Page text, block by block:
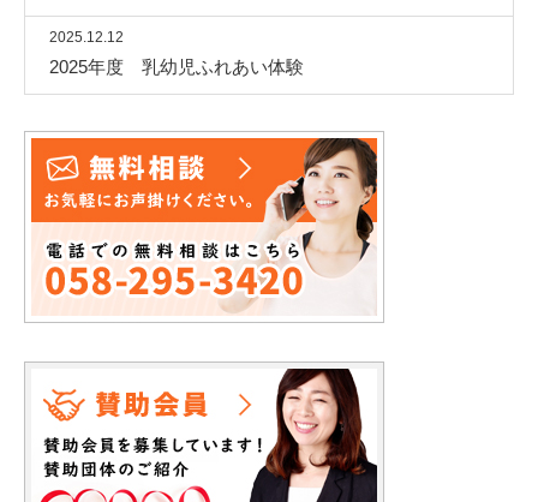
2025.12.12
2025年度 乳幼児ふれあい体験